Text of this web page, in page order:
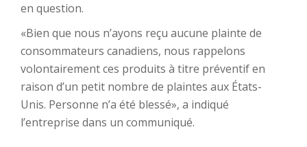
en question.
«Bien que nous n’ayons reçu aucune plainte de
consommateurs canadiens, nous rappelons
volontairement ces produits à titre préventif en
raison d’un petit nombre de plaintes aux États-
Unis. Personne n’a été blessé», a indiqué
l’entreprise dans un communiqué.